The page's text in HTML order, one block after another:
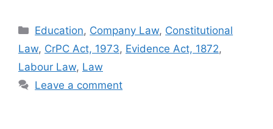
c
e
b
o
itt
er
ai
l
ar
e
Categories
Education, Company Law, Constitutional
Law, CrPC Act, 1973, Evidence Act, 1872,
Labour Law, Law
Leave a comment